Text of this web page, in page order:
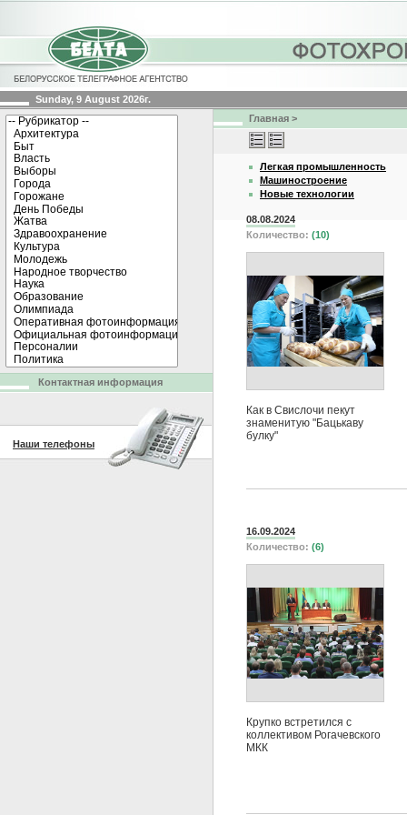
Sunday, 9 August 2026г.
Главная >
Легкая промышленность
Машиностроение
Новые технологии
08.08.2024
Количество: (10)
Как в Свислочи пекут
знаменитую "Бацькаву
булку"
16.09.2024
Количество: (6)
Крупко встретился с
коллективом Рогачевского
МКК
Контактная информация
Наши телефоны